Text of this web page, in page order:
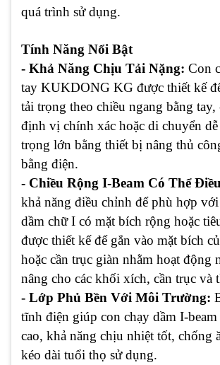
quá trình sử dụng.
Tính Năng Nổi Bật
- Khả Năng Chịu Tải Nặng: Con
tay KUKDONG KG được thiết kế
tải trọng theo chiều ngang bằng tay,
định vị chính xác hoặc di chuyển dễ
trọng lớn bằng thiết bị nâng thủ
bằng điện.
- Chiều Rộng I-Beam Có Thể
khả năng điều chỉnh để phù hợp
dầm chữ I có mặt bích rộng hoặc
được thiết kế để gắn vào mặt bích
hoặc cần trục giàn nhằm hoạt động
nâng cho các khối xích, cần trục và
- Lớp Phủ Bền Với Môi Trường:
tĩnh điện giúp con chạy dầm I-beam
cao, khả năng chịu nhiệt tốt, chống
kéo dài tuổi thọ sử dụng.